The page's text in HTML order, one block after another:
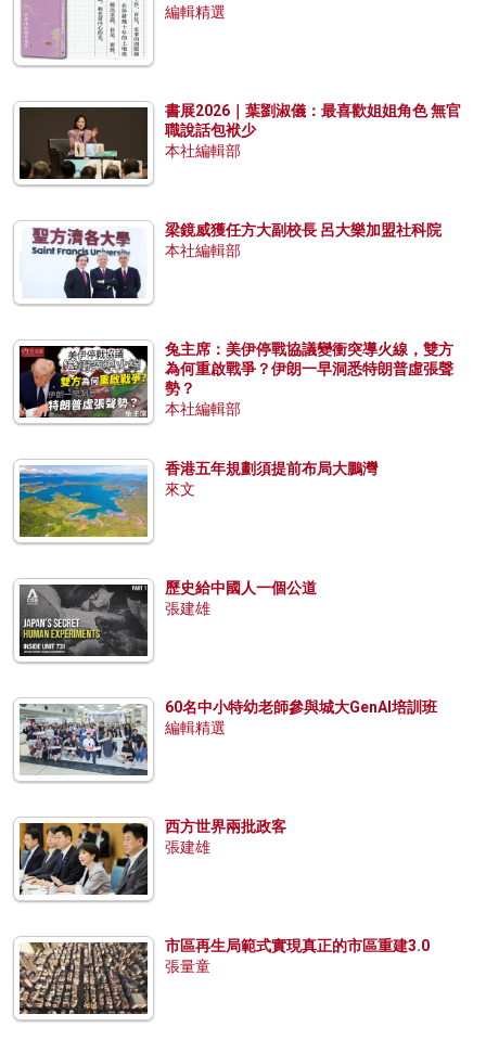
編輯精選
書展2026｜葉劉淑儀：最喜歡姐姐角色 無官
職說話包袱少
本社編輯部
梁鏡威獲任方大副校長 呂大樂加盟社科院
本社編輯部
兔主席：美伊停戰協議變衝突導火線，雙方
為何重啟戰爭？伊朗一早洞悉特朗普虛張聲
勢？
本社編輯部
香港五年規劃須提前布局大鵬灣
來文
歷史給中國人一個公道
張建雄
60名中小特幼老師參與城大GenAI培訓班
編輯精選
西方世界兩批政客
張建雄
市區再生局範式實現真正的市區重建3.0
張量童